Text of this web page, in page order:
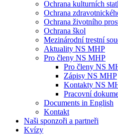
Ochrana kulturních
Ochrana
Ochrana životního
Ochrana škol
Mezinárodní trestní
Aktuality NS MHP
Pro členy NS MHP
Pro členy NS
Zápisy NS MHP
Kontakty NS
Pracovní
Documents in English
Kontakt
Naši sponzoři a partneři
Kvízy